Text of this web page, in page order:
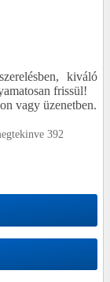
kiváló
frissül!
vagy üzenetben.
392